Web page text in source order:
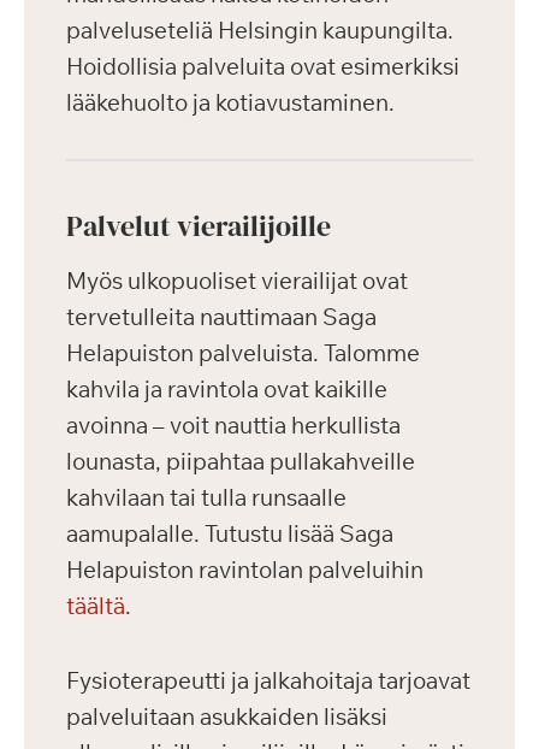
palveluseteliä Helsingin kaupungilta.
Hoidollisia palveluita ovat esimerkiksi
lääkehuolto ja kotiavustaminen.
Palvelut vierailijoille
Myös ulkopuoliset vierailijat ovat
tervetulleita nauttimaan Saga
Helapuiston palveluista. Talomme
kahvila ja ravintola ovat kaikille
avoinna – voit nauttia herkullista
lounasta, piipahtaa pullakahveille
kahvilaan tai tulla runsaalle
aamupalalle. Tutustu lisää Saga
Helapuiston ravintolan palveluihin
täältä.
Fysioterapeutti ja jalkahoitaja tarjoavat
palveluitaan asukkaiden lisäksi